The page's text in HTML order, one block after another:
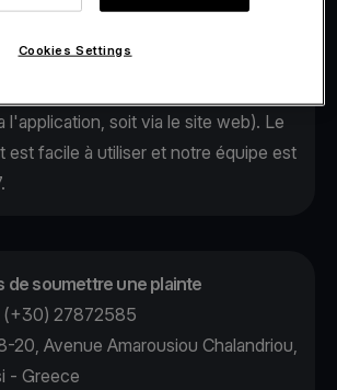
écrit, dans un délai d'un jour après le
l'application, soit via le site web). Le
est facile à utiliser et notre équipe est
de soumettre une plainte
(+30) 27872585
20, Avenue Amarousiou Chalandriou,
- Greece
Cookies Settings